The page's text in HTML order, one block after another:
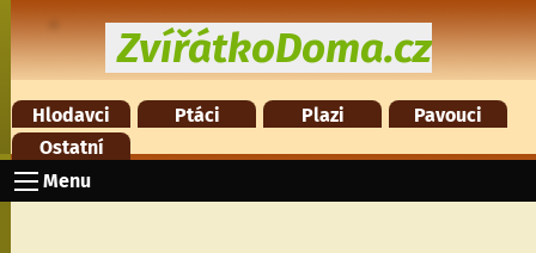
ZvířátkoDoma.cz
Hlodavci Ptáci Plazi
Pavouci
Ostatní
Menu